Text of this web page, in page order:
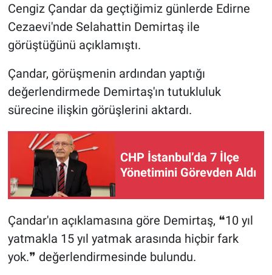
Cengiz Çandar da geçtiğimiz günlerde Edirne
Cezaevi'nde Selahattin Demirtaş ile
görüştüğünü açıklamıştı.
Çandar, görüşmenin ardından yaptığı
değerlendirmede Demirtaş'ın tutukluluk
sürecine ilişkin görüşlerini aktardı.
CHP İstanbul’da 7 İlçe
Yönetimini Görevden Aldı
Çandar'ın açıklamasına göre Demirtaş, ❝10 yıl
yatmakla 15 yıl yatmak arasında hiçbir fark
yok.❞ değerlendirmesinde bulundu.